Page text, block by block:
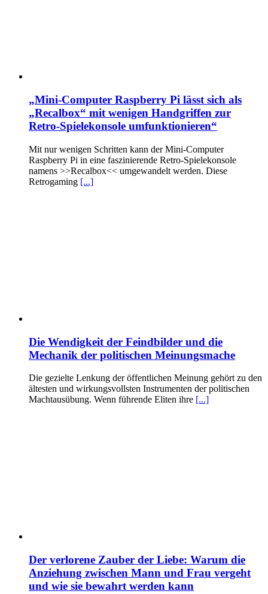
„Mini-Computer Raspberry Pi lässt sich als
„Recalbox“ mit wenigen Handgriffen zur
Retro-Spielekonsole umfunktionieren“
Mit nur wenigen Schritten kann der Mini-Computer
Raspberry Pi in eine faszinierende Retro-Spielekonsole
namens >>Recalbox<< umgewandelt werden. Diese
Retrogaming [...]
Die Wendigkeit der Feindbilder und die
Mechanik der politischen Meinungsmache
Die gezielte Lenkung der öffentlichen Meinung gehört zu den
ältesten und wirkungsvollsten Instrumenten der politischen
Machtausübung. Wenn führende Eliten ihre [...]
Der verlorene Zauber der Liebe: Warum die
Anziehung zwischen Mann und Frau vergeht
und wie sie bewahrt werden kann